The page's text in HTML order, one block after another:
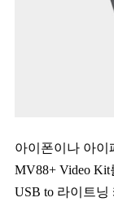
아이폰이나 아이
MV88+ Video
USB to 라이트